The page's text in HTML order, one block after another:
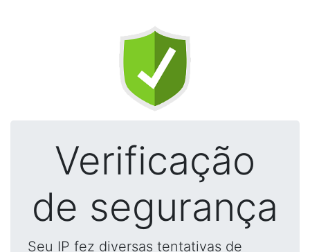
Verificação
de segurança
Seu IP fez diversas tentativas de